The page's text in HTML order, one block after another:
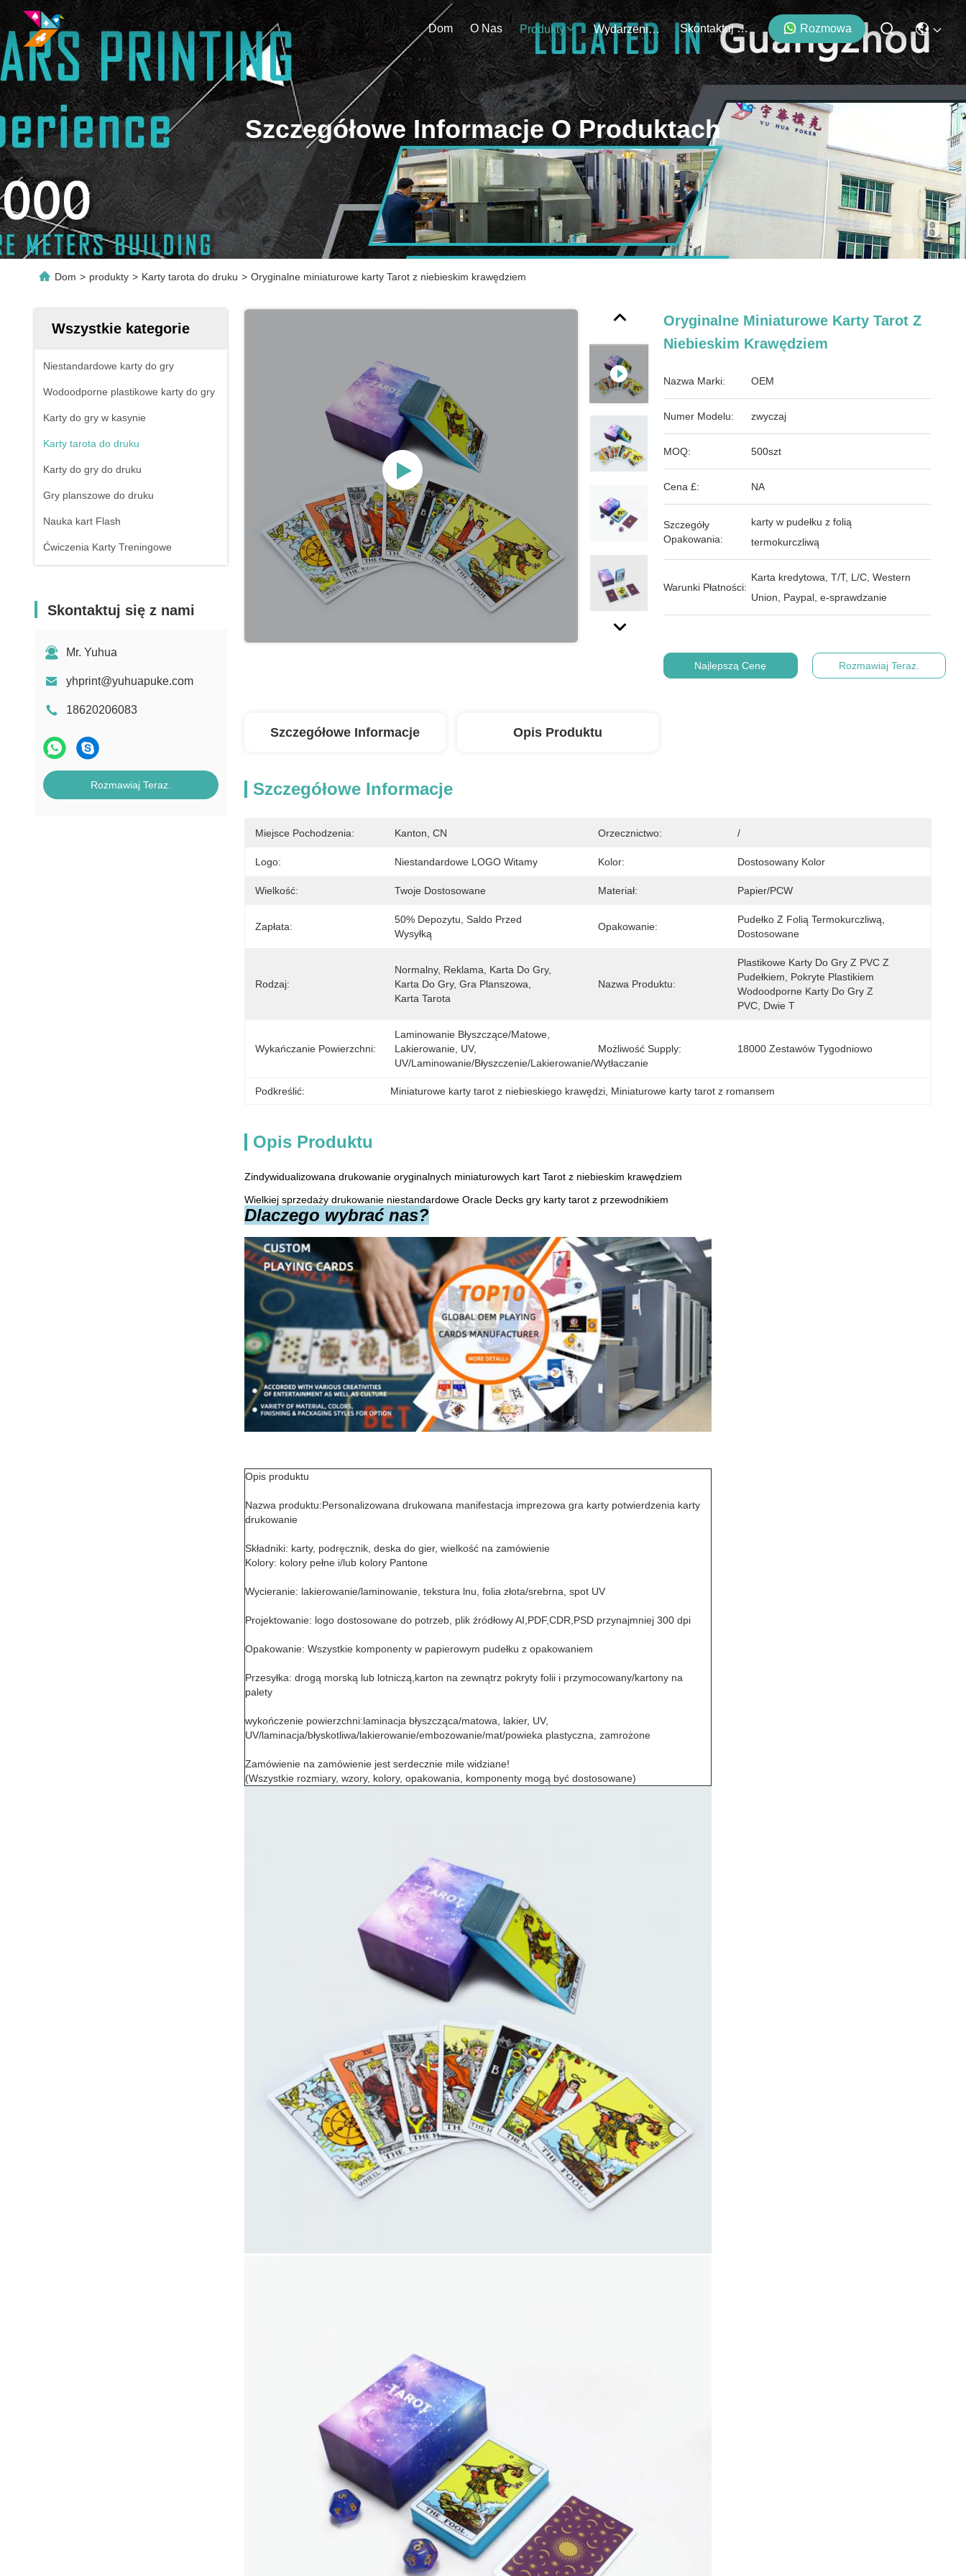
Dom O Nas Produkty Wydarzenia Skontaktuj Się Z Nami Rozmowa
Szczegółowe Informacje O Produktach
Dom > produkty > Karty tarota do druku > Oryginalne miniaturowe karty Tarot z niebieskim krawędziem
Wszystkie kategorie
Niestandardowe karty do gry
Wodoodporne plastikowe karty do gry
Karty do gry w kasynie
Karty tarota do druku
Karty do gry do druku
Gry planszowe do druku
Nauka kart Flash
Ćwiczenia Karty Treningowe
Skontaktuj się z nami
Mr. Yuhua
yhprint@yuhuapuke.com
18620206083
Rozmawiaj Teraz.
Oryginalne Miniaturowe Karty Tarot Z
Niebieskim Krawędziem
Nazwa Marki: OEM
Numer Modelu: zwyczaj
MOQ: 500szt
Cena £: NA
Szczegóły
Opakowania:
karty w pudełku z folią
termokurczliwą
Warunki Płatności:
Karta kredytowa, T/T, L/C, Western
Union, Paypal, e-sprawdzanie
Najlepszą Cenę Rozmawiaj Teraz.
Szczegółowe Informacje Opis Produktu
Szczegółowe Informacje
Miejsce Pochodzenia: Kanton, CN Orzecznictwo: /
Logo: Niestandardowe LOGO Witamy Kolor: Dostosowany Kolor
Wielkość: Twoje Dostosowane Materiał: Papier/PCW
Zapłata:
50% Depozytu, Saldo Przed
Wysyłką
Opakowanie:
Pudełko Z Folią Termokurczliwą,
Dostosowane
Rodzaj:
Normalny, Reklama, Karta Do Gry,
Karta Do Gry, Gra Planszowa,
Karta Tarota
Nazwa Produktu:
Plastikowe Karty Do Gry Z PVC Z
Pudełkiem, Pokryte Plastikiem
Wodoodporne Karty Do Gry Z
PVC, Dwie T
Wykańczanie Powierzchni:
Laminowanie Błyszczące/matowe,
Lakierowanie, UV,
UV/laminowanie/błyszczenie/lakierowanie/wytłaczanie
Możliwość Supply: 18000 Zestawów Tygodniowo
Podkreślić: Miniaturowe karty tarot z niebieskiego krawędzi Miniaturowe karty tarot z romansem
Opis Produktu
Zindywidualizowana drukowanie oryginalnych miniaturowych kart Tarot z niebieskim krawędziem
Wielkiej sprzedaży drukowanie niestandardowe Oracle Decks gry karty tarot z przewodnikiem
Dlaczego wybrać nas?
Opis produktu
Nazwa produktu:Personalizowana drukowana manifestacja imprezowa gra karty potwierdzenia karty
drukowanie
Składniki: karty, podręcznik, deska do gier, wielkość na zamówienie
Kolory: kolory pełne i/lub kolory Pantone
Wycieranie: lakierowanie/laminowanie, tekstura lnu, folia złota/srebrna, spot UV
Projektowanie: logo dostosowane do potrzeb, plik źródłowy AI,PDF,CDR,PSD przynajmniej 300 dpi
Opakowanie: Wszystkie komponenty w papierowym pudełku z opakowaniem
Przesyłka: drogą morską lub lotniczą,karton na zewnątrz pokryty folii i przymocowany/kartony na
palety
wykończenie powierzchni:laminacja błyszcząca/matowa, lakier, UV,
UV/laminacja/błyskotliwa/lakierowanie/embozowanie/mat/powieka plastyczna, zamrożone
Zamówienie na zamówienie jest serdecznie mile widziane!
(Wszystkie rozmiary, wzory, kolory, opakowania, komponenty mogą być dostosowane)